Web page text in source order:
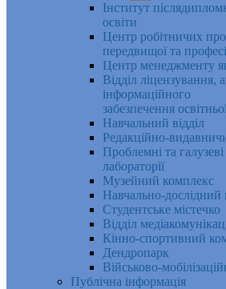
Інститут
освіти
Центр робітничих
передвищої та
Центр менеджменту
Відділ ліцензування,
інформаційного
забезпечення
Навчальний відділ
Редакційно-
Проблемні та
лабораторії
Музейний комплекс
Навчально-
Студентське містечко
Відділ
Кінно-спортивний
Дендропарк
Військово-
Публічна інформація